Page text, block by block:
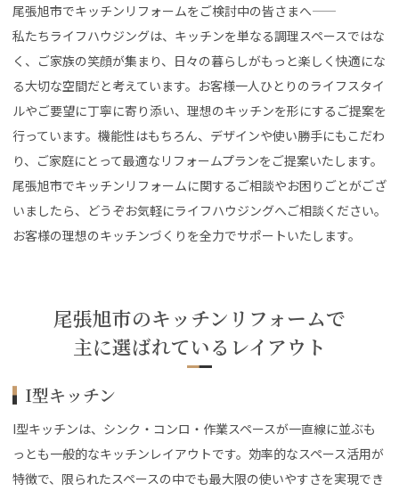
尾張旭市でキッチンリフォームをご検討中の皆さまへ――
私たちライフハウジングは、キッチンを単なる調理スペースではな
く、ご家族の笑顔が集まり、日々の暮らしがもっと楽しく快適にな
る大切な空間だと考えています。お客様一人ひとりのライフスタイ
ルやご要望に丁寧に寄り添い、理想のキッチンを形にするご提案を
行っています。機能性はもちろん、デザインや使い勝手にもこだわ
り、ご家庭にとって最適なリフォームプランをご提案いたします。
尾張旭市でキッチンリフォームに関するご相談やお困りごとがござ
いましたら、どうぞお気軽にライフハウジングへご相談ください。
お客様の理想のキッチンづくりを全力でサポートいたします。
尾張旭市のキッチンリフォームで
主に選ばれているレイアウト
I型キッチン
I型キッチンは、シンク・コンロ・作業スペースが一直線に並ぶも
っとも一般的なキッチンレイアウトです。効率的なスペース活用が
特徴で、限られたスペースの中でも最大限の使いやすさを実現でき